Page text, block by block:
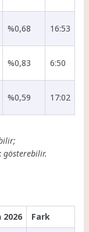
%0,68 16:53
%0,83 6:50
%0,59 17:02
gösterebilir.
2026
Fark